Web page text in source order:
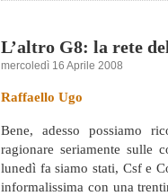
L’altro G8: la rete
mercoledì 16 Aprile 2008
Raffaello Ugo
Bene, adesso possiamo
ragionare seriamente sulle
lunedì fa siamo stati, Csf e
informalissima con una